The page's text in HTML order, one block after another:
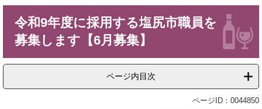
令和9年度に採用する塩尻市職員を
募集します【6月募集】
ページ内目次
ページID：0044850